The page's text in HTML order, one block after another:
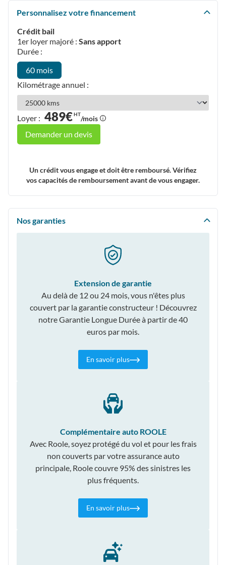
Personnalisez votre financement
Crédit bail
1er loyer majoré : Sans apport
Durée :
60 mois
Kilométrage annuel :
Loyer : 489€HT/mois
Demander un devis
Un crédit vous engage et doit être remboursé. Vérifiez
vos capacités de remboursement avant de vous engager.
Nos garanties
Extension de garantie
Au delà de 12 ou 24 mois, vous n'êtes plus
couvert par la garantie constructeur ! Découvrez
notre Garantie Longue Durée à partir de 40
euros par mois.
En savoir plus
Complémentaire auto ROOLE
Avec Roole, soyez protégé du vol et pour les frais
non couverts par votre assurance auto
principale, Roole couvre 95% des sinistres les
plus fréquents.
En savoir plus